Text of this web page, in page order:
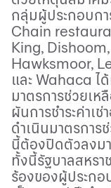
กลุ่มผู้ประกอบกา
Chain
King,
Hawksmoor,
และ Wahaca ไ
มาตรการช่วยเห
ผันการชำระค่าเช่
ดำเนินมาตรการ
นี้ต้องปิดตัวลงม
ทั้งนี้รัฐบาลสหร
ร้องของผู้ประกอ